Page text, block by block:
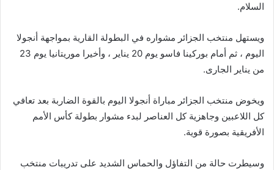
السلام.
ويستهل منتخب الجزائر مشواره في البطولة القارية بمواجهة أنجولا
اليوم ، ثم أمام بوركينا فاسو يوم 20 يناير ، وأخيرا موريتانيا يوم 23
من يناير الجارى.
ويخوض منتخب الجزائر مباراة أنجولا اليوم بالقوة الضاربة بعد تعافي
كل اللاعبين وجاهزية كل العناصر لبدء مشوار بطولة كأس الأمم
الأفريقية بصورة قوية.
وسيطرت حالة من التفاؤل والحماس الشديد على تدريبات منتخب